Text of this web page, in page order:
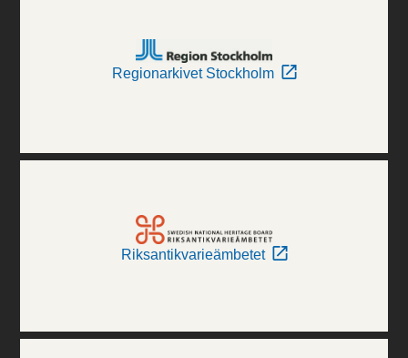
Regionarkivet Stockholm
Riksantikvarieämbetet